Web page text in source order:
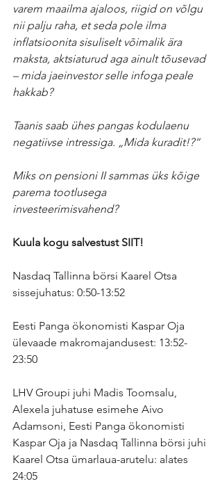
varem maailma ajaloos, riigid on võlgu
nii palju raha, et seda pole ilma
inflatsioonita sisuliselt võimalik ära
maksta, aktsiaturud aga ainult tõusevad
– mida jaeinvestor selle infoga peale
hakkab?
Taanis saab ühes pangas kodulaenu
negatiivse intressiga. „Mida kuradit!?“
Miks on pensioni II sammas üks kõige
parema tootlusega
investeerimisvahend?
Kuula kogu salvestust SIIT!
Nasdaq Tallinna börsi Kaarel Otsa
sissejuhatus: 0:50-13:52
Eesti Panga ökonomisti Kaspar Oja
ülevaade makromajandusest: 13:52-
23:50
LHV Groupi juhi Madis Toomsalu,
Alexela juhatuse esimehe Aivo
Adamsoni, Eesti Panga ökonomisti
Kaspar Oja ja Nasdaq Tallinna börsi juhi
Kaarel Otsa ümarlaua-arutelu: alates
24:05